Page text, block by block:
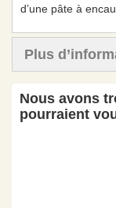
d’une pâte à
Plus
Nous avons
pourraient